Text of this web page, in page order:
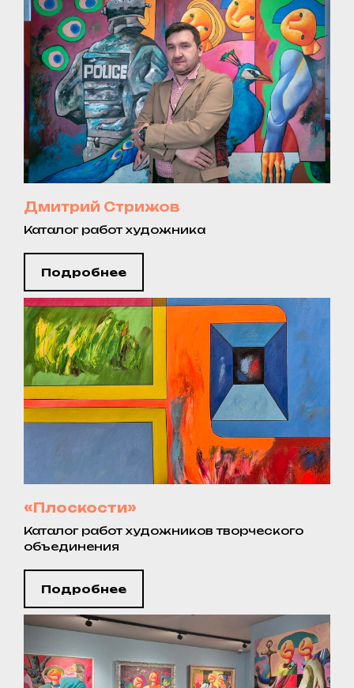
Дмитрий Стрижов
Каталог работ художника
Подробнее
«Плоскости»
Каталог работ художников творческого
объединения
Подробнее